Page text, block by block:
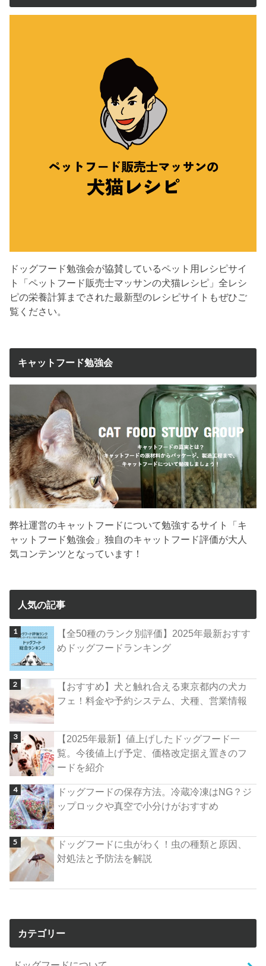
ドッグフード勉強会が協賛しているペット用レシピサイ
ト「ペットフード販売士マッサンの犬猫レシピ」全レシ
ピの栄養計算までされた最新型のレシピサイトもぜひご
覧ください。
キャットフード勉強会
弊社運営のキャットフードについて勉強するサイト「キ
ャットフード勉強会」独自のキャットフード評価が大人
気コンテンツとなっています！
人気の記事
【全50種のランク別評価】2025年最新おすす
めドッグフードランキング
【おすすめ】犬と触れ合える東京都内の犬カ
フェ！料金や予約システム、犬種、営業情報
【2025年最新】値上げしたドッグフード一
覧。今後値上げ予定、価格改定据え置きのフ
ードを紹介
ドッグフードの保存方法。冷蔵冷凍はNG？ジ
ップロックや真空で小分けがおすすめ
ドッグフードに虫がわく！虫の種類と原因、
対処法と予防法を解説
カテゴリー